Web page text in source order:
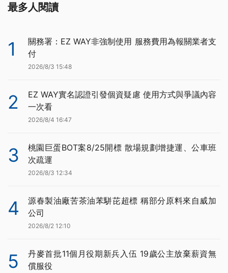
最多人閱讀
1
關務署：EZ WAY非強制使用 服務費用為報關業者支
付
2026/8/3 15:48
2
EZ WAY實名認證引發個資疑慮 使用方式與爭議內容
一次看
2026/8/4 16:47
3
桃園巨蛋BOT案8/25開標 散場規劃增捷運、公車班
次疏運
2026/8/3 12:34
4
源春製油廠苦茶油苯駢芘超標 稱部分原料來自威加
公司
2026/8/2 12:10
5
丹麥首批11個月役期新兵入伍 19歲公主放棄薪資無
償服役